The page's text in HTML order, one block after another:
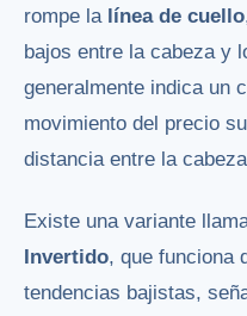
rompe la línea de cuello
bajos entre la cabeza y
generalmente indica un
movimiento del precio
distancia entre la
Existe una variante
Invertido, que funciona
tendencias bajistas,